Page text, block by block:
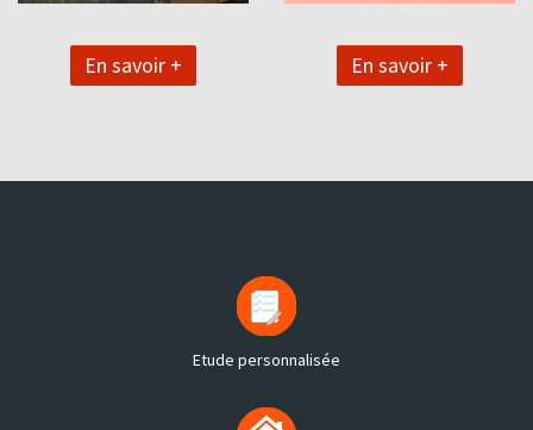
En savoir + En savoir +
Etude personnalisée